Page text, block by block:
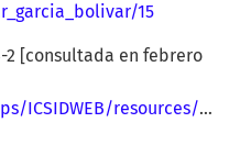
15
2 [consultada en febrero
ICSIDWEB/resources/